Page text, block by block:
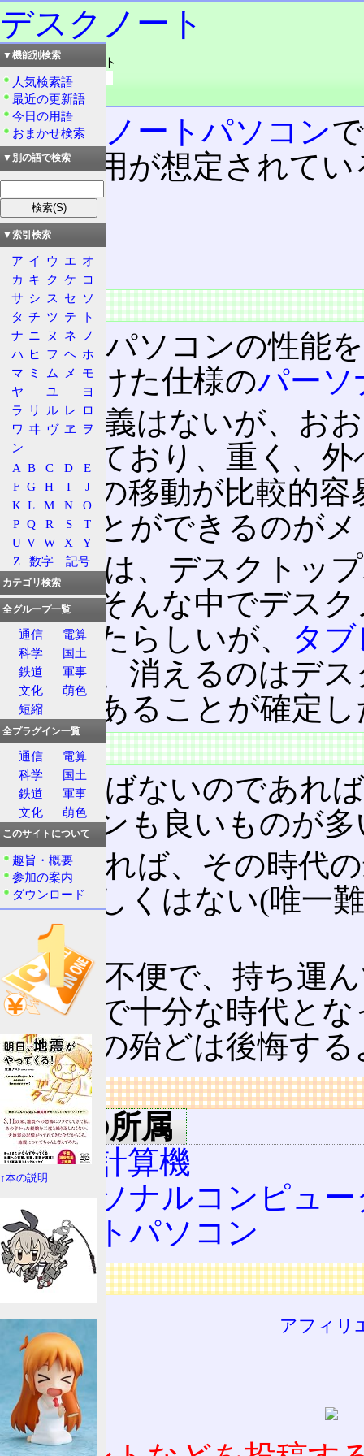
デスクノート
読み：デスクノート
外語：desk note
品詞：名詞
大型の ノートパソコン
での使用が想定されてい
目次
概要
特徴
概要
ノートパソコンの性能
に近づけた仕様のパーソ
特に定義はないが、お
を備えており、重く、
室内での移動が比較的
けることができるのが
一時期は、デスクトッ
われ、そんな中でデス
もあったらしいが、
タ
により、消えるのはデ
コンであることが確定
特徴
持ち運ばないのであれ
デザインも良いものが多
自作すれば、その時代
とも難しくはない(唯一
と)。
携帯に不便で、持ち運
レットで十分な時代と
した人の殆どは後悔す
リンク
用語の所属
電子計算機
パーソナルコンピュ
ノートパソコン
広告
アフィリ
▼機能別検索
人気検索語
最近の更新語
今日の用語
おまかせ検索
▼別の語で検索
▼索引検索
ア イ ウ エ オ
カ キ ク ケ コ
サ シ ス セ ソ
タ チ ツ テ
ト
ナ ニ ヌ ネ
ノ
ハ ヒ フ ヘ ホ
マ ミ ム メ
モ
ヤ
ユ
ヨ
ラ
リ ル レ ロ
ワ ヰ ヴ ヱ
ヲ
ン
A B C D
E
F G H I
J
K L M N
O
P Q R S
T
U V W X
Y
Z
数字 記号
カテゴリ検索
全グループ一覧
通信
電算
科学
国土
鉄道
軍事
文化
萌色
短縮
全プラグイン一覧
通信
電算
科学
国土
鉄道
軍事
文化
萌色
このサイトについて
趣旨・概要
参加の案内
ダウンロード
↑本の説明